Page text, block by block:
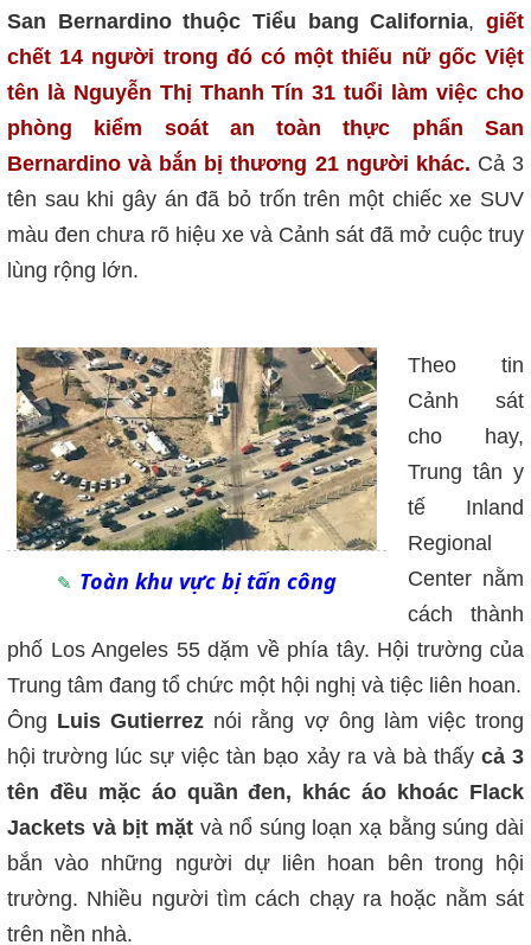
San Bernardino thuộc Tiểu bang California,giết
chết 14 người trong đó có một thiếu nữ gốc Việt
tên là Nguyễn Thị Thanh Tín 31 tuổi làm việc cho
phòng kiểm soát an toàn thực phẩn San
Bernardino và bắn bị thương 21 người khác. Cả 3
tên sau khi gây án đã bỏ trốn trên một chiếc xe SUV
màu đen chưa rõ hiệu xe và Cảnh sát đã mở cuộc truy
lùng rộng lớn.
Toàn khu vực bị tấn công
Theo tin
Cảnh sát
cho hay,
Trung tân y
tế Inland
Regional
Center nằm
cách thành
phố Los Angeles 55 dặm về phía tây. Hội trường của
Trung tâm đang tổ chức một hội nghị và tiệc liên hoan.
Ông Luis Gutierrez nói rằng vợ ông làm việc trong
hội trường lúc sự việc tàn bạo xảy ra và bà thấy cả 3
tên đều mặc áo quần đen, khác áo khoác Flack
Jackets và bịt mặtvà nổ súng loạn xạ bằng súng dài
bắn vào những người dự liên hoan bên trong hội
trường. Nhiều người tìm cách chạy ra hoặc nằm sát
trên nền nhà.